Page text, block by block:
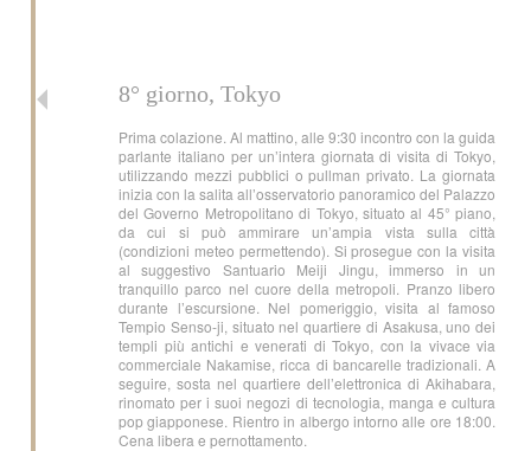
8° giorno, Tokyo
Prima colazione. Al mattino, alle 9:30 incontro con la guida
parlante italiano per un’intera giornata di visita di Tokyo,
utilizzando mezzi pubblici o pullman privato. La giornata
inizia con la salita all’osservatorio panoramico del Palazzo
del Governo Metropolitano di Tokyo, situato al 45° piano,
da cui si può ammirare un’ampia vista sulla città
(condizioni meteo permettendo). Si prosegue con la visita
al suggestivo Santuario Meiji Jingu, immerso in un
tranquillo parco nel cuore della metropoli. Pranzo libero
durante l’escursione. Nel pomeriggio, visita al famoso
Tempio Senso-ji, situato nel quartiere di Asakusa, uno dei
templi più antichi e venerati di Tokyo, con la vivace via
commerciale Nakamise, ricca di bancarelle tradizionali. A
seguire, sosta nel quartiere dell’elettronica di Akihabara,
rinomato per i suoi negozi di tecnologia, manga e cultura
pop giapponese. Rientro in albergo intorno alle ore 18:00.
Cena libera e pernottamento.